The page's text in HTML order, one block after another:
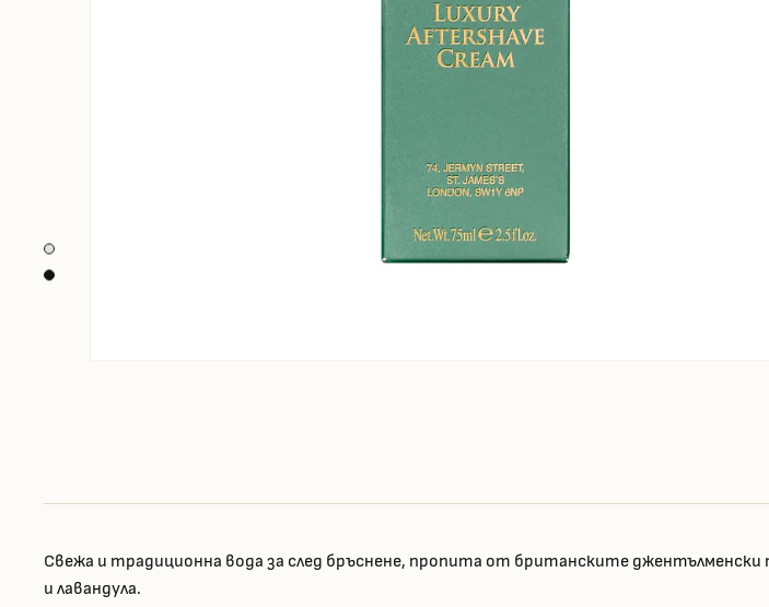
Свежа и традиционна вода за след бръснене, пропита от британските
и лавандула.